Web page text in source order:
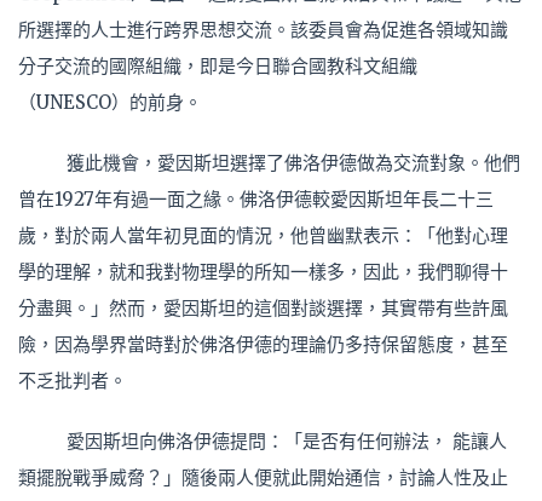
所選擇的人士進行跨界思想交流。該委員會為促進各領域知識
分子交流的國際組織，即是今日聯合國教科文組織
（UNESCO）的前身。
獲此機會，愛因斯坦選擇了佛洛伊德做為交流對象。他們
曾在1927年有過一面之緣。佛洛伊德較愛因斯坦年長二十三
歲，對於兩人當年初見面的情況，他曾幽默表示：「他對心理
學的理解，就和我對物理學的所知一樣多，因此，我們聊得十
分盡興。」然而，愛因斯坦的這個對談選擇，其實帶有些許風
險，因為學界當時對於佛洛伊德的理論仍多持保留態度，甚至
不乏批判者。
愛因斯坦向佛洛伊德提問：「是否有任何辦法， 能讓人
類擺脫戰爭威脅？」隨後兩人便就此開始通信，討論人性及止